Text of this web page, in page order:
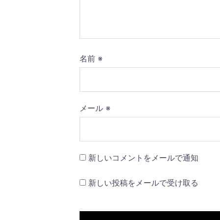
名前 ※
メール ※
新しいコメントをメールで通知
新しい投稿をメールで受け取る